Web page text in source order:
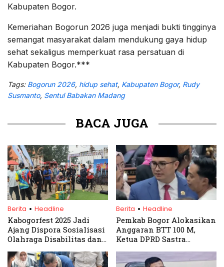
Kabupaten Bogor.
Kemeriahan Bogorun 2026 juga menjadi bukti tingginya
semangat masyarakat dalam mendukung gaya hidup
sehat sekaligus memperkuat rasa persatuan di
Kabupaten Bogor.***
Tags: Bogorun 2026, hidup sehat, Kabupaten Bogor, Rudy
Susmanto, Sentul Babakan Madang
BACA JUGA
Berita . Headline
Kabogorfest 2025 Jadi
Ajang Dispora Sosialisasi
Olahraga Disabilitas dan
Berita . Headline
Pemkab Bogor Alokasikan
Anggaran BTT 100 M,
Ketua DPRD Sastra
Penanganan Bencana